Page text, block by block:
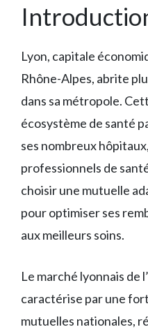
Lyon, capitale
Rhône-Alpes, abrite
dans sa métropole.
écosystème de santé
ses nombreux
professionnels de
choisir une mutuelle
pour optimiser ses
aux meilleurs soins.
Le marché lyonnais de
caractérise par une
mutuelles nationales,